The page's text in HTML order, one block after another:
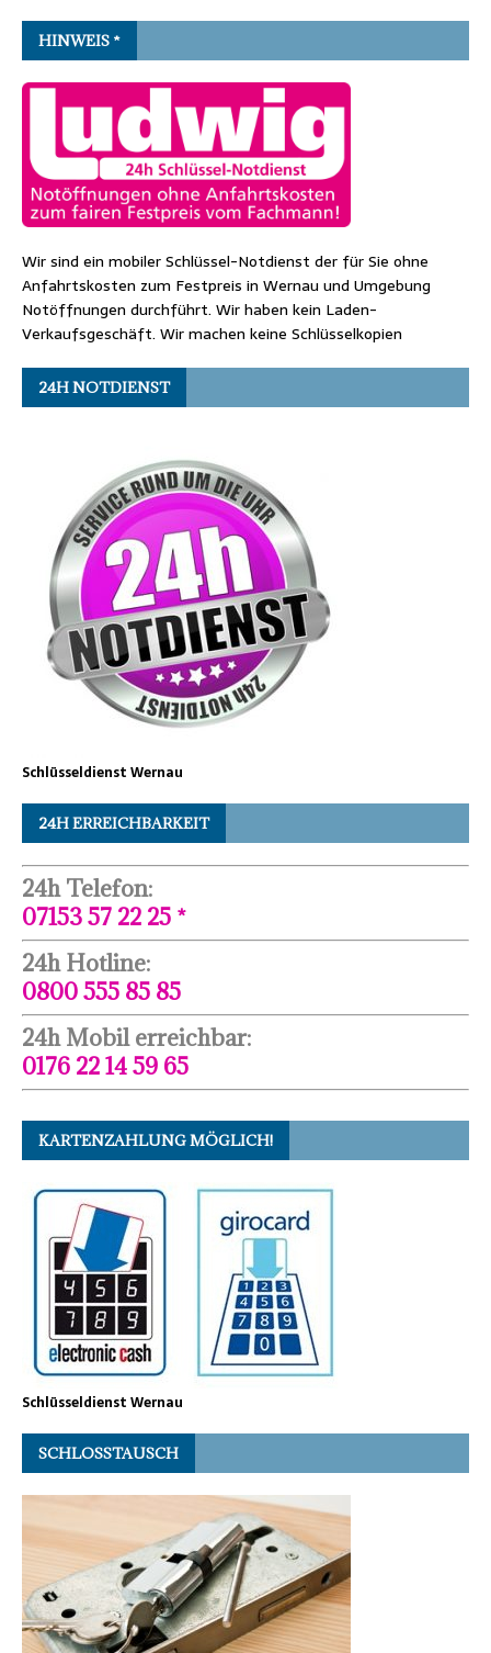
HINWEIS *
Wir sind ein mobiler Schlüssel-Notdienst der für Sie ohne
Anfahrtskosten zum Festpreis in Wernau und Umgebung
Notöffnungen durchführt. Wir haben kein Laden-
Verkaufsgeschäft. Wir machen keine Schlüsselkopien
24H NOTDIENST
Schlüsseldienst Wernau
24H ERREICHBARKEIT
24h Telefon:
07153 57 22 25 *
24h Hotline:
0800 555 85 85
24h Mobil erreichbar:
0176 22 14 59 65
KARTENZAHLUNG MÖGLICH!
Schlüsseldienst Wernau
SCHLOSSTAUSCH